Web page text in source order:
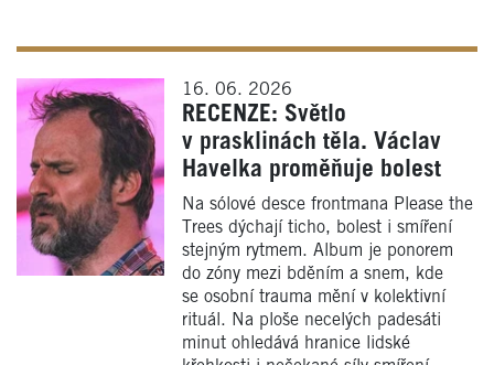
16. 06. 2026
RECENZE: Světlo
v prasklinách těla. Václav
Havelka proměňuje bolest
Na sólové desce frontmana Please the
Trees dýchají ticho, bolest i smíření
stejným rytmem. Album je ponorem
do zóny mezi bděním a snem, kde
se osobní trauma mění v kolektivní
rituál. Na ploše necelých padesáti
minut ohledává hranice lidské